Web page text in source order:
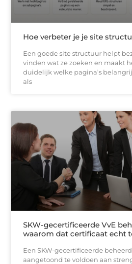
Hoe verbeter je je site
Een goede site structuur helpt
vinden wat ze zoeken en maakt
duidelijk welke pagina’s
als
SKW-gecertificeerde VvE
waarom dat certificaat echt
Een SKW-gecertificeerde
aangetoond te voldoen aan